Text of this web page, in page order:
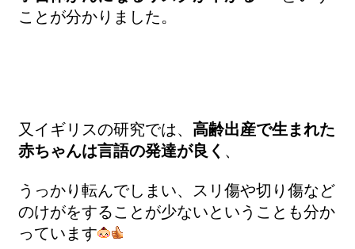
ことが分かりました。
又イギリスの研究では、 高齢出産で生まれた
赤ちゃんは言語の発達が良く 、
うっかり転んでしまい、スリ傷や切り傷など
のけがをすることが少ないということも分か
っています